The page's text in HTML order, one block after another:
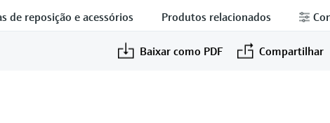
de reposição e acessórios Produtos relacionados
Baixar como PDF Compartilhar